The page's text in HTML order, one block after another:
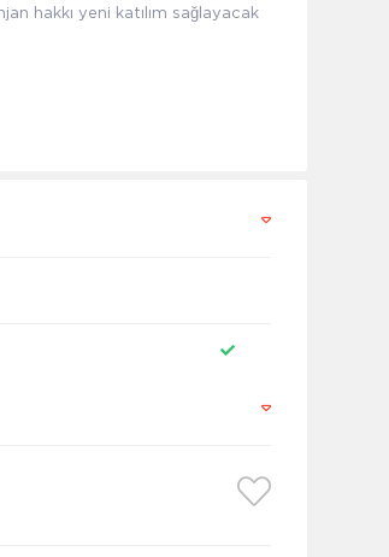
hakkı yeni katılım sağlayacak